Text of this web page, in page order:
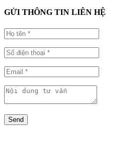
GỬI THÔNG TIN LIÊN HỆ
Send